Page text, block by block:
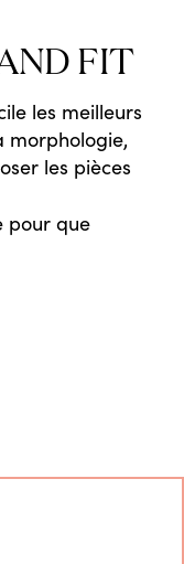
FIT
les meilleurs
morphologie,
les pièces
pour que